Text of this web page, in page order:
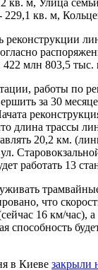
кв. м,
реконструкции
422 млн 803,5 тыс.
работы по
за 30
длина трассы
20,2 км.
работать 13
что
16 км/час),
способность
в Киеве закрыли